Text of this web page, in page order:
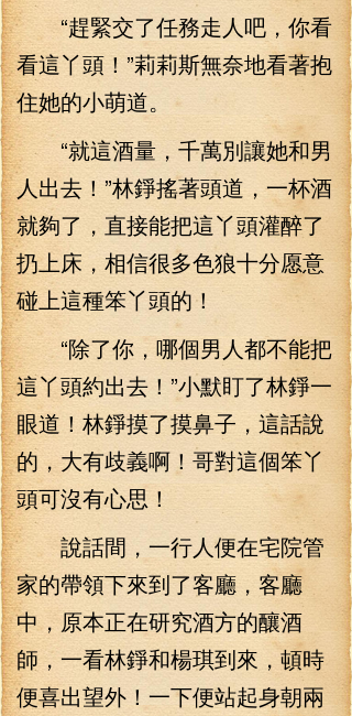
“趕緊交了任務走人吧，你看
看這丫頭！”莉莉斯無奈地看著抱
住她的小萌道。
“就這酒量，千萬別讓她和男
人出去！”林錚搖著頭道，一杯酒
就夠了，直接能把這丫頭灌醉了
扔上床，相信很多色狼十分愿意
碰上這種笨丫頭的！
“除了你，哪個男人都不能把
這丫頭約出去！”小默盯了林錚一
眼道！林錚摸了摸鼻子，這話說
的，大有歧義啊！哥對這個笨丫
頭可沒有心思！
說話間，一行人便在宅院管
家的帶領下來到了客廳，客廳
中，原本正在研究酒方的釀酒
師，一看林錚和楊琪到來，頓時
便喜出望外！一下便站起身朝兩